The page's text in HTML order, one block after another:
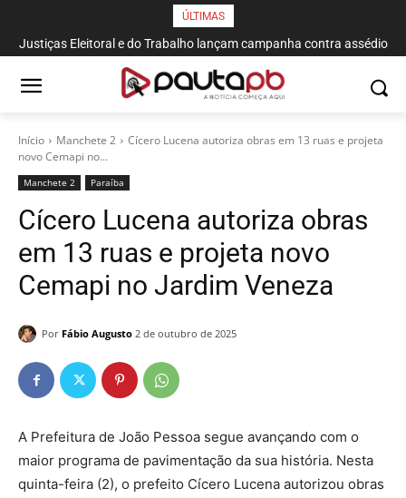
ÚLTIMAS
Justiças Eleitoral e do Trabalho lançam campanha contra assédio
Início Manchete 2
Cícero Lucena autoriza obras em 13 ruas e projeta
novo Cemapi no...
Manchete 2 Paraí­ba
Cícero Lucena autoriza obras
em 13 ruas e projeta novo
Cemapi no Jardim Veneza
Por Fábio Augusto 2 de outubro de 2025
A Prefeitura de João Pessoa segue avançando com o
maior programa de pavimentação da sua história. Nesta
quinta-feira (2), o prefeito Cícero Lucena autorizou obras